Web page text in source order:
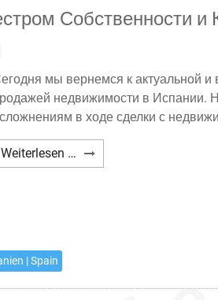
Собственности и
мы вернемся к актуальной и
недвижимости в Испании.
в ходе сделки с
Weiterlesen … Взаимосвязь
между
| Spain